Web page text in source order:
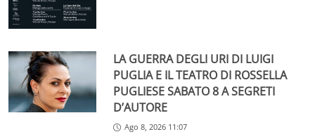
LA GUERRA DEGLI URI DI LUIGI
PUGLIA E IL TEATRO DI ROSSELLA
PUGLIESE SABATO 8 A SEGRETI
D’AUTORE
Ago 8, 2026 11:07